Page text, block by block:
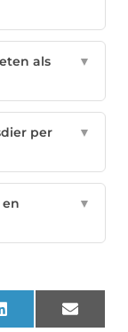
als
▼
per
▼
▼
LinkedIn Email